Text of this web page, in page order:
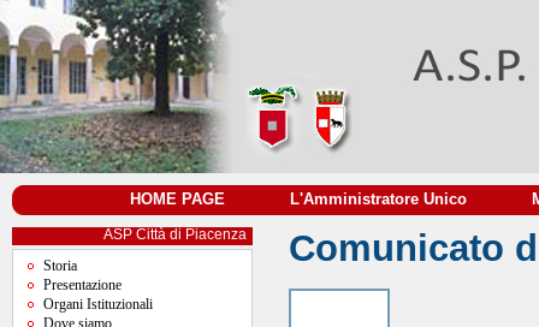
HOME PAGE L'Amministratore Unico
ASP Città di Piacenza
Storia
Presentazione
Organi Istituzionali
Dove siamo
Comunicato